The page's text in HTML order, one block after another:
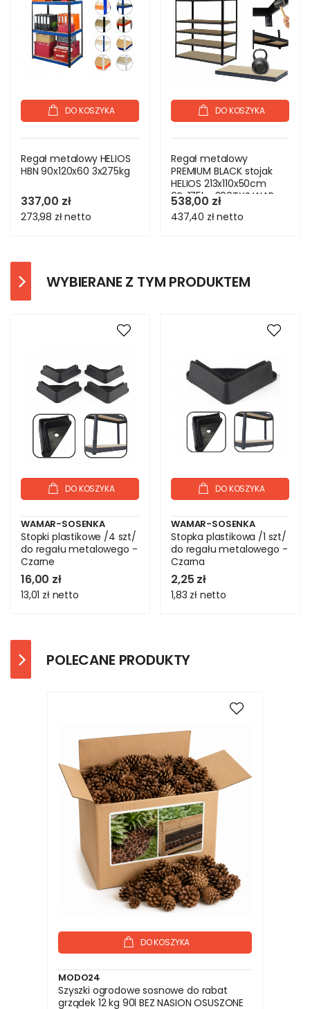
DO KOSZYKA
Regał metalowy HELIOS
HBN 90x120x60 3x275kg
337,00 zł
273,98 złnetto
DO KOSZYKA
Regał metalowy
PREMIUM BLACK stojak
HELIOS 213x110x50cm
6Px175kg 300TYS WAR
538,00 zł
437,40 złnetto
WYBIERANE Z TYM PRODUKTEM
DO KOSZYKA
WAMAR-SOSENKA
Stopki plastikowe /4 szt/
do regału metalowego -
Czarne
16,00 zł
13,01 zł netto
DO KOSZYKA
WAMAR-SOSENKA
Stopka plastikowa /1 szt/
do regału metalowego -
Czarna
2,25 zł
1,83 zł netto
POLECANE PRODUKTY
DO KOSZYKA
MODO24
Szyszki ogrodowe sosnowe do rabat
grządek 12 kg 90l BEZ NASION OSUSZONE